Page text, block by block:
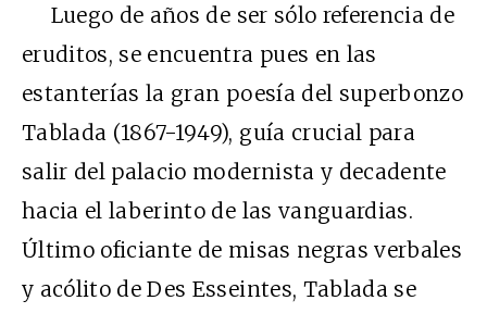
Luego de años de ser sólo referencia de
eruditos, se encuentra pues en las
estanterías la gran poesía del superbonzo
Tablada (1867-1949), guía crucial para
salir del palacio modernista y decadente
hacia el laberinto de las vanguardias.
Último oficiante de misas negras verbales
y acólito de Des Esseintes, Tablada se